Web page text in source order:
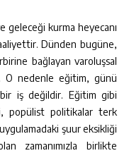
geleceği kurma heyecanı
Dünden bugüne,
bağlayan varoluşsal
O nedenle eğitim, günü
iş değildir. Eğitim gibi
popülist politikalar terk
şuur eksikliği
zamanımızla birlikte